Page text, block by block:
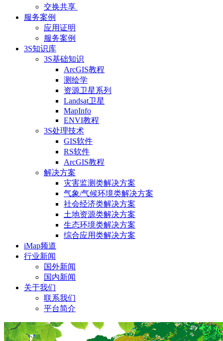
交换共享
服务案例
应用证明
服务案例
3S知识库
3S基础知识
ArcGIS教程
测绘学
资源卫星系列
Landsat卫星
MapInfo
ENVI教程
3S处理技术
GIS软件
RS软件
ArcGIS教程
解决方案
灾害监测类解决方案
气象/气候环境类解决方案
社会经济类解决方案
土地资源类解决方案
生态环境类解决方案
综合应用类解决方案
iMap频道
行业新闻
国外新闻
国内新闻
关于我们
联系我们
平台简介